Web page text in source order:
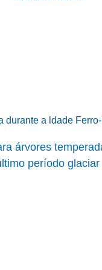
durante a ldade